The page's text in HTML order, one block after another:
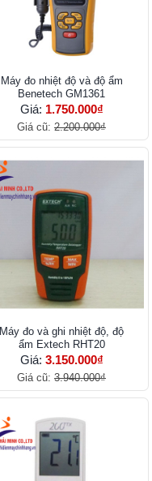
Máy đo nhiệt độ và độ ẩm
Benetech GM1361
Giá: 1.750.000₫
Giá cũ: 2.200.000₫
Máy đo và ghi nhiệt độ, độ
ẩm Extech RHT20
Giá: 3.150.000₫
Giá cũ: 3.940.000₫